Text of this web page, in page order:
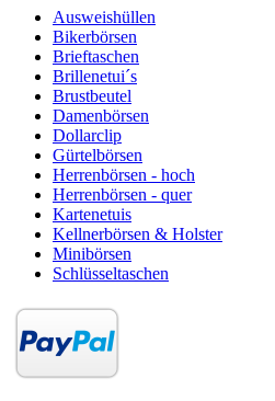
Ausweishüllen
Bikerbörsen
Brieftaschen
Brillenetui´s
Brustbeutel
Damenbörsen
Dollarclip
Gürtelbörsen
Herrenbörsen - hoch
Herrenbörsen - quer
Kartenetuis
Kellnerbörsen & Holster
Minibörsen
Schlüsseltaschen